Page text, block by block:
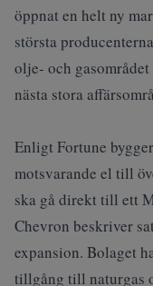
öppnat en helt ny
största
olje‑ och
nästa stora
Enligt Fortune
motsvarande el till
ska gå direkt till ett
Chevron beskriver
expansion. Bolaget
tillgång till naturgas